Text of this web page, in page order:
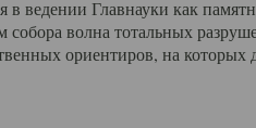
в ведении Главнауки как
волна тотальных
ориентиров, на которых